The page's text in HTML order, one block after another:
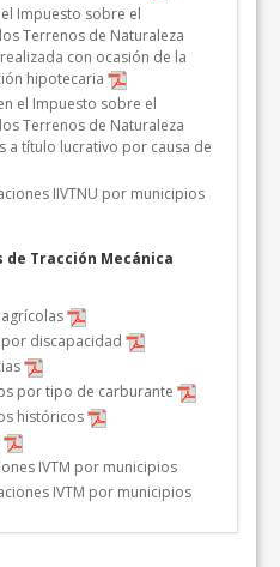
Impuesto sobre el
Terrenos de Naturaleza
con ocasión de la
hipotecaria
el Impuesto sobre el
Terrenos de Naturaleza
a título lucrativo por causa de
IIVTNU por municipios
Tracción Mecánica
discapacidad
por tipo de carburante
históricos
IVTM por municipios
IVTM por municipios